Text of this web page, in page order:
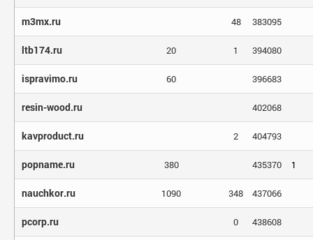
m3mx.ru 48 383095
ltb174.ru 20 1 394080
ispravimo.ru 60 396683
resin-wood.ru 402068
kavproduct.ru 2 404793
popname.ru 380 435370 1
nauchkor.ru 1090 348 437066
pcorp.ru 0 438608